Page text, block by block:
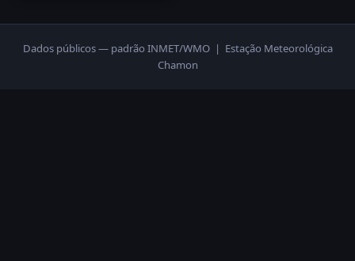
Dados públicos — padrão INMET/WMO | Estação Meteorológica
Chamon